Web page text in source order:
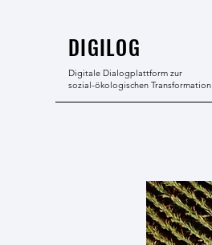
DIGILOG
Digitale Dialogplattform zur
sozial-ökologischen Transformation